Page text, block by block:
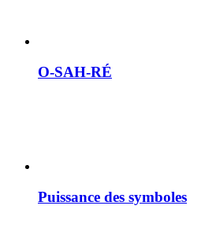
O-SAH-RÉ
Puissance des symboles